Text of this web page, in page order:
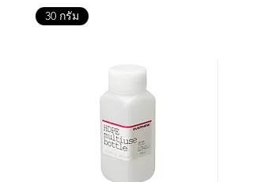
30 กรัม